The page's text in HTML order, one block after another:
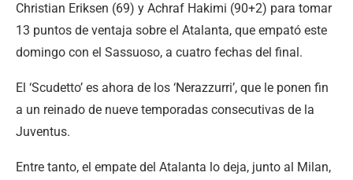
Christian Eriksen (69) y Achraf Hakimi (90+2) para tomar
13 puntos de ventaja sobre el Atalanta, que empató este
domingo con el Sassuoso, a cuatro fechas del final.
El ‘Scudetto’ es ahora de los ‘Nerazzurri’, que le ponen fin
a un reinado de nueve temporadas consecutivas de la
Juventus.
Entre tanto, el empate del Atalanta lo deja, junto al Milan,